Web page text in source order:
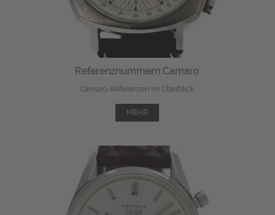
Referenznummern Camaro
Camaro-Referenzen im Überblick.
MEHR